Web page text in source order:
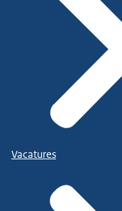
Vacatures